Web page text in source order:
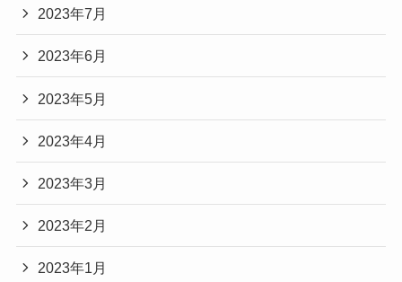
2023年7月
2023年6月
2023年5月
2023年4月
2023年3月
2023年2月
2023年1月